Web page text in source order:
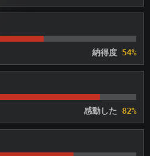
納得度 54%
感動した 82%